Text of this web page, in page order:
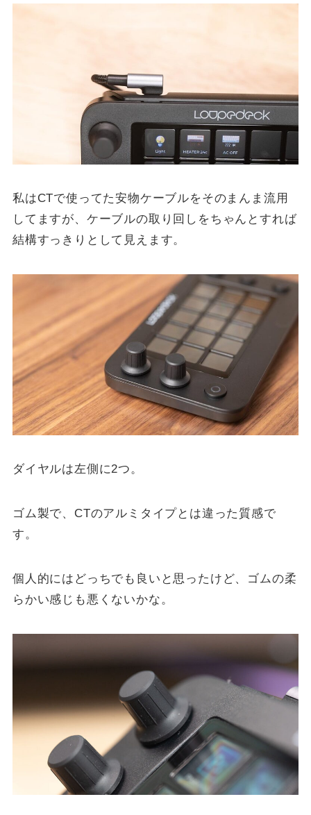
私はCTで使ってた安物ケーブルをそのまんま流用
してますが、ケーブルの取り回しをちゃんとすれば
結構すっきりとして見えます。
ダイヤルは左側に2つ。
ゴム製で、CTのアルミタイプとは違った質感で
す。
個人的にはどっちでも良いと思ったけど、ゴムの柔
らかい感じも悪くないかな。